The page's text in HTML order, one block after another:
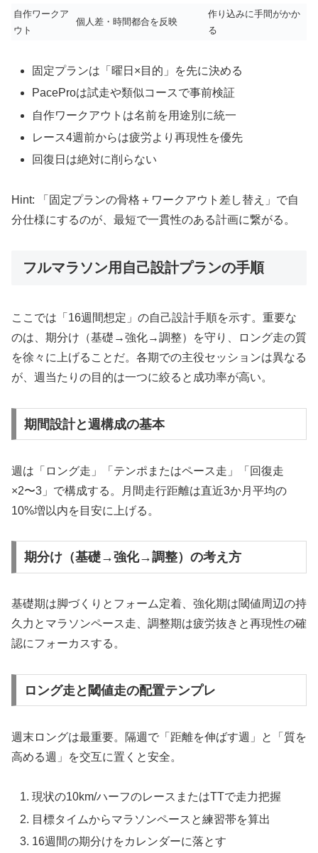
自作ワークア
ウト
個人差・時間都合を反映
作り込みに手間がかか
る
固定プランは「曜日×目的」を先に決める
PaceProは試走や類似コースで事前検証
自作ワークアウトは名前を用途別に統一
レース4週前からは疲労より再現性を優先
回復日は絶対に削らない
Hint: 「固定プランの骨格＋ワークアウト差し替え」で自
分仕様にするのが、最短で一貫性のある計画に繋がる。
フルマラソン用自己設計プランの手順
ここでは「16週間想定」の自己設計手順を示す。重要な
のは、期分け（基礎→強化→調整）を守り、ロング走の質
を徐々に上げることだ。各期での主役セッションは異なる
が、週当たりの目的は一つに絞ると成功率が高い。
期間設計と週構成の基本
週は「ロング走」「テンポまたはペース走」「回復走
×2〜3」で構成する。月間走行距離は直近3か月平均の
10%増以内を目安に上げる。
期分け（基礎→強化→調整）の考え方
基礎期は脚づくりとフォーム定着、強化期は閾値周辺の持
久力とマラソンペース走、調整期は疲労抜きと再現性の確
認にフォーカスする。
ロング走と閾値走の配置テンプレ
週末ロングは最重要。隔週で「距離を伸ばす週」と「質を
高める週」を交互に置くと安全。
現状の10km/ハーフのレースまたはTTで走力把握
目標タイムからマラソンペースと練習帯を算出
16週間の期分けをカレンダーに落とす